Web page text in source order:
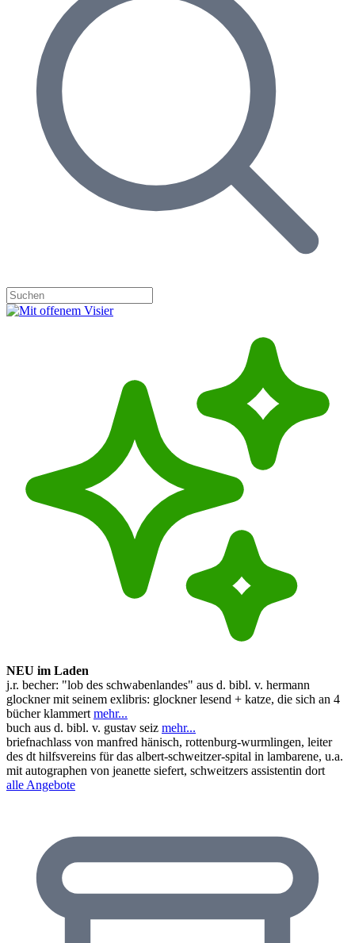
NEU im Laden
j.r. becher: "lob des schwabenlandes" aus d. bibl. v. hermann
glockner mit seinem exlibris: glockner lesend + katze, die sich an 4
bücher klammert mehr...
buch aus d. bibl. v. gustav seiz mehr...
briefnachlass von manfred hänisch, rottenburg-wurmlingen, leiter
des dt hilfsvereins für das albert-schweitzer-spital in lambarene, u.a.
mit autographen von jeanette siefert, schweitzers assistentin dort
alle Angebote